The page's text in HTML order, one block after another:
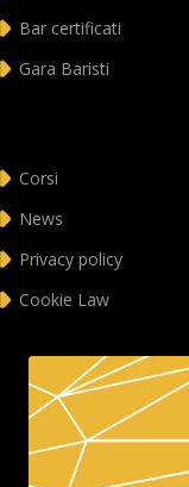
Bar certificati
Gara Baristi
Corsi
News
Privacy policy
Cookie Law